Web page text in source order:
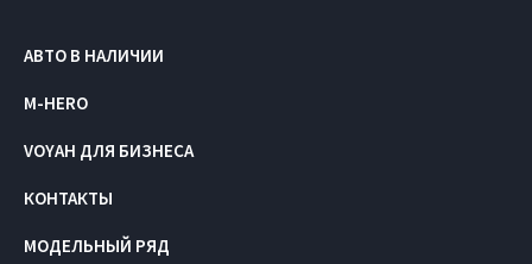
АВТО В НАЛИЧИИ
M-HERO
VOYAH ДЛЯ БИЗНЕСА
КОНТАКТЫ
МОДЕЛЬНЫЙ РЯД